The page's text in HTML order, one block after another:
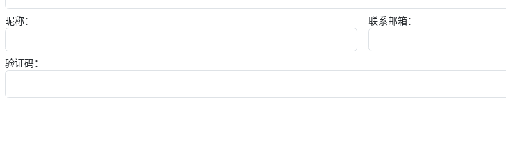
昵称： 联系邮箱：
验证码：